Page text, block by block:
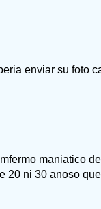
enviar su foto
maniatico
20 ni 30 anoso